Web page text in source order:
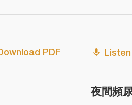
PDF
夜間頻